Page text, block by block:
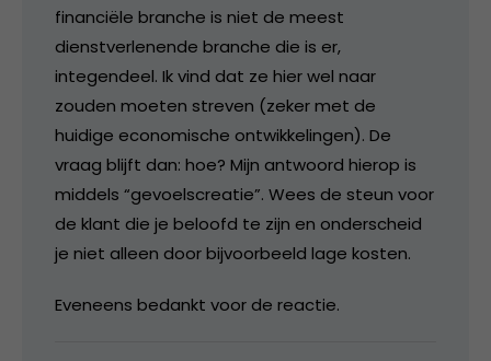
financiële branche is niet de meest
dienstverlenende branche die is er,
integendeel. Ik vind dat ze hier wel naar
zouden moeten streven (zeker met de
huidige economische ontwikkelingen). De
vraag blijft dan: hoe? Mijn antwoord hierop is
middels “gevoelscreatie”. Wees de steun voor
de klant die je beloofd te zijn en onderscheid
je niet alleen door bijvoorbeeld lage kosten.
Eveneens bedankt voor de reactie.